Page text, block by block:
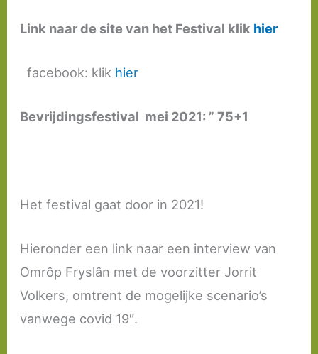
Link naar de site van het Festival klik hier
facebook: klik hier
Bevrijdingsfestival mei 2021: ” 75+1
Het festival gaat door in 2021!
Hieronder een link naar een interview van
Omrôp Fryslân met de voorzitter Jorrit
Volkers, omtrent de mogelijke scenario’s
vanwege covid 19″.